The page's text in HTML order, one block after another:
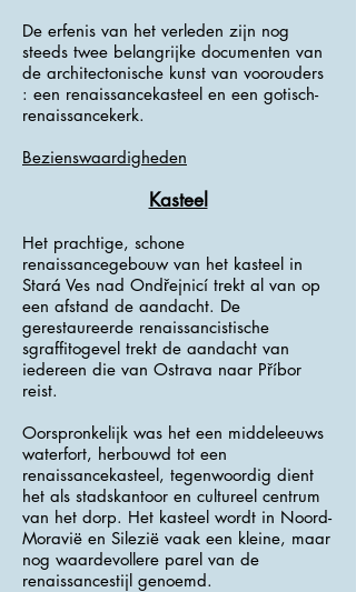
De erfenis van het verleden zijn nog
steeds twee belangrijke documenten van
de architectonische kunst van voorouders
: een renaissancekasteel en een gotisch-
renaissancekerk.
Bezienswaardigheden
Kasteel
Het prachtige, schone
renaissancegebouw van het kasteel in
Stará Ves nad Ondřejnicí trekt al van op
een afstand de aandacht. De
gerestaureerde renaissancistische
sgraffitogevel trekt de aandacht van
iedereen die van Ostrava naar Příbor
reist.
Oorspronkelijk was het een middeleeuws
waterfort, herbouwd tot een
renaissancekasteel, tegenwoordig dient
het als stadskantoor en cultureel centrum
van het dorp. Het kasteel wordt in Noord-
Moravië en Silezië vaak een kleine, maar
nog waardevollere parel van de
renaissancestijl genoemd.